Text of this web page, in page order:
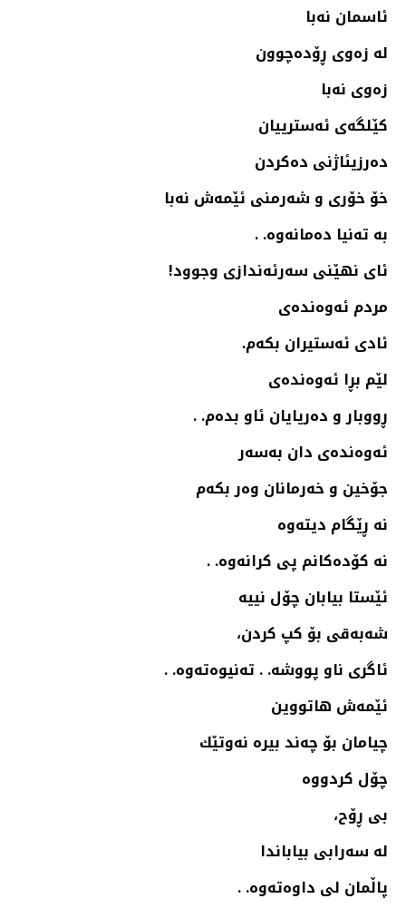
ئاسمان نه‌با
له‌ زه‌وی ڕۆده‌چوون
زه‌وی نه‌با
كێلگه‌ی ئه‌سترییان
ده‌رزیئاژنی ده‌كردن
خۆ خۆری و شه‌رمنی ئێمه‌ش نه‌با
به‌ ته‌نیا ده‌مانه‌وه‌. .
ئای نهێنی سه‌رئه‌ندازی وجوود!
مردم ئه‌وه‌نده‌ی
ئادی ئه‌ستیران بكه‌م.
لێم بڕا ئه‌وه‌نده‌ی
ڕووبار و ده‌ریایان ئاو بده‌م. .
ئه‌وه‌نده‌ی دان به‌سه‌ر
جۆخین و خه‌رمانان وه‌ر بكه‌م
نه‌ ڕێگام دیته‌وه‌
نه‌ كۆده‌كانم پی كرانه‌وه‌. .
ئێستا بیابان چۆل نییه‌
شه‌به‌قی بۆ كپ كردن،
ئاگری ناو پووشه‌. . ته‌نیوه‌ته‌وه‌. .
ئێمه‌ش هاتووین
چیامان بۆ چه‌ند بیره‌ نه‌وتێك
چۆل كردووه‌
بی ڕۆح،
له‌ سه‌رابی بیاباندا
پاڵمان لی داوه‌ته‌وه‌. .